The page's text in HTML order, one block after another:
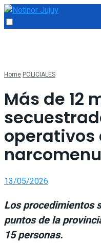
HomePOLICIALES
Más de 12
operativos
13/05/2026
Los procedimientos
puntos de la
15 personas.